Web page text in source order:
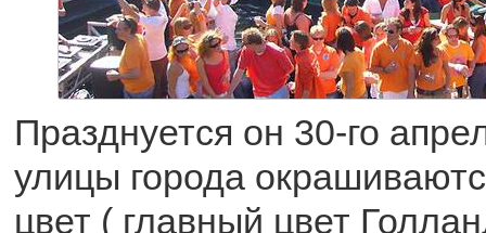
Празднуется он 30-го
улицы города
цвет ( главный цвет